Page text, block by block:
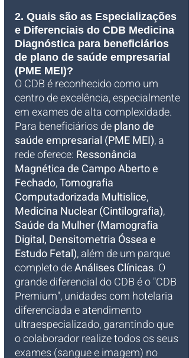
2. Quais são as Especializações
e Diferenciais do CDB Medicina
Diagnóstica para beneficiários
de plano de saúde empresarial
(PME MEI)?
O CDB é reconhecido como um
centro de excelência, especialmente
em exames de alta complexidade.
Para beneficiários de plano de
saúde empresarial (PME MEI), a
rede oferece: Ressonância
Magnética de Campo Aberto e
Fechado, Tomografia
Computadorizada Multislice,
Medicina Nuclear (Cintilografia),
Saúde da Mulher (Mamografia
Digital, Densitometria Óssea e
Estudo Fetal), além de um parque
completo de Análises Clínicas. O
grande diferencial do CDB é o "CDB
Premium", unidades com hotelaria
diferenciada e atendimento
ultraespecializado, garantindo que
o colaborador realize todos os seus
exames (sangue e imagem) no